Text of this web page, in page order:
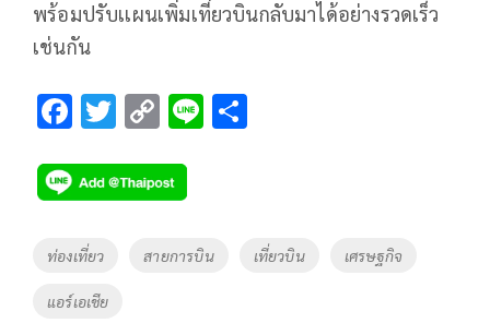
พร้อมปรับเเผนเพิ่มเที่ยวบินกลับมาได้อย่างรวดเร็ว
เช่นกัน
F
e
b
o
o
T
tt
er
C
p
y
Li
Li
Tags
ท่องเที่ยว สายการบิน เที่ยวบิน เศรษฐกิจ
แอร์เอเชีย